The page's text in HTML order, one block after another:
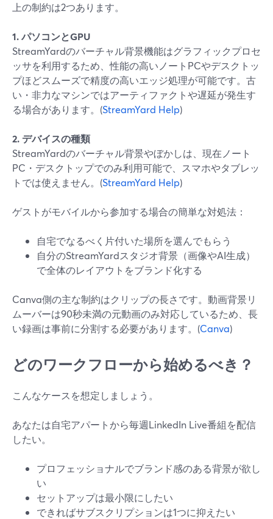
上の制約は2つあります。
1. パソコンとGPU
StreamYardのバーチャル背景機能はグラフィックプロセ
ッサを利用するため、性能の高いノートPCやデスクトッ
プほどスムーズで精度の高いエッジ処理が可能です。古
い・非力なマシンではアーティファクトや遅延が発生す
る場合があります。(StreamYard Help)
2. デバイスの種類
StreamYardのバーチャル背景やぼかしは、現在ノート
PC・デスクトップでのみ利用可能で、スマホやタブレッ
トでは使えません。(StreamYard Help)
ゲストがモバイルから参加する場合の簡単な対処法：
自宅でなるべく片付いた場所を選んでもらう
自分のStreamYardスタジオ背景（画像やAI生成）
で全体のレイアウトをブランド化する
Canva側の主な制約はクリップの長さです。動画背景リ
ムーバーは90秒未満の元動画のみ対応しているため、長
い録画は事前に分割する必要があります。(Canva)
どのワークフローから始めるべき？
こんなケースを想定しましょう。
あなたは自宅アパートから毎週LinkedIn Live番組を配信
したい。
プロフェッショナルでブランド感のある背景が欲し
い
セットアップは最小限にしたい
できればサブスクリプションは1つに抑えたい